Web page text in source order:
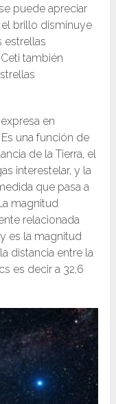
puede apreciar
el brillo disminuye
estrellas
también
en
una función de
de la Tierra, el
interestelar, y la
que pasa a
magnitud
relacionada
es la magnitud
distancia entre la
es decir a 32,6